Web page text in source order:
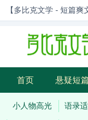
【多比克文学 - 短篇
首页 悬疑短
古风小诗 科
小人物高光 语录